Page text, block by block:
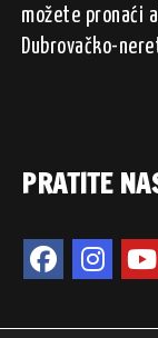
možete pronaći
Dubrovačko-
PRATITE